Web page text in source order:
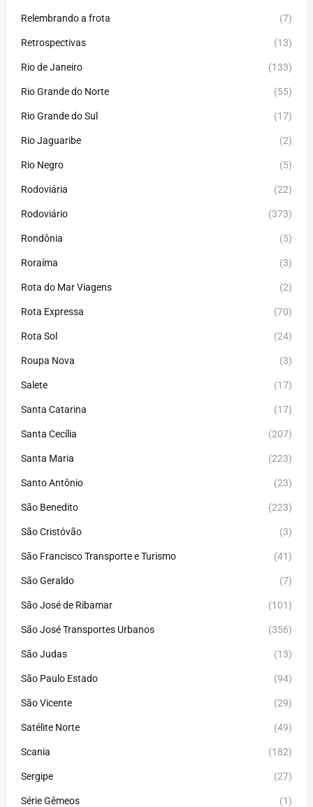
Relembrando a frota (7)
Retrospectivas (13)
Rio de Janeiro (133)
Rio Grande do Norte (55)
Rio Grande do Sul (17)
Rio Jaguaribe (2)
Rio Negro (5)
Rodoviária (22)
Rodoviário (373)
Rondônia (5)
Roraíma (3)
Rota do Mar Viagens (2)
Rota Expressa (70)
Rota Sol (24)
Roupa Nova (3)
Salete (17)
Santa Catarina (17)
Santa Cecília (207)
Santa Maria (223)
Santo Antônio (23)
São Benedito (223)
São Cristóvão (3)
São Francisco Transporte e Turismo (41)
São Geraldo (7)
São José de Ribamar (101)
São José Transportes Urbanos (356)
São Judas (13)
São Paulo Estado (94)
São Vicente (29)
Satélite Norte (49)
Scania (182)
Sergipe (27)
Série Gêmeos (1)